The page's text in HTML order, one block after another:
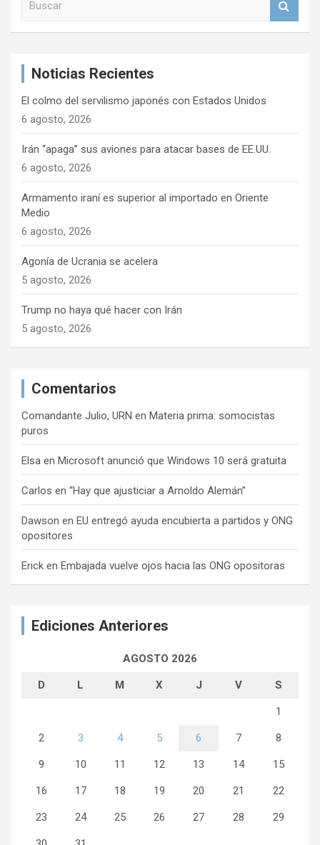
n
Noticias Recientes
El colmo del servilismo japonés con Estados Unidos
6 agosto, 2026
Irán “apaga” sus aviones para atacar bases de EE.UU.
6 agosto, 2026
Armamento iraní es superior al importado en Oriente
Medio
6 agosto, 2026
Agonía de Ucrania se acelera
5 agosto, 2026
Trump no haya qué hacer con Irán
5 agosto, 2026
Comentarios
Comandante Julio, URN en Materia prima: somocistas
puros
Elsa en Microsoft anunció que Windows 10 será gratuita
Carlos en “Hay que ajusticiar a Arnoldo Alemán”
Dawson en EU entregó ayuda encubierta a partidos y ONG
opositores
Erick en Embajada vuelve ojos hacia las ONG opositoras
Ediciones Anteriores
AGOSTO 2026
D L M X J V S
1
2 3 4 5 6 7 8
9 10 11 12 13 14 15
16 17 18 19 20 21 22
23 24 25 26 27 28 29